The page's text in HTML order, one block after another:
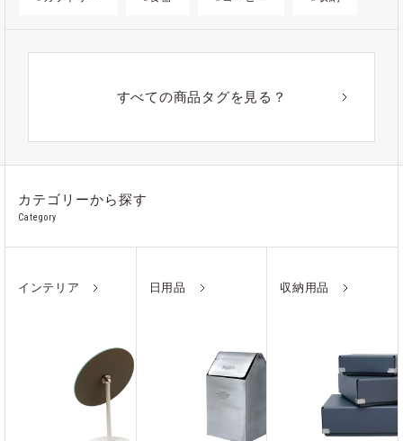
#アルミ
すべての商品タグを見る？
カテゴリーから探す
Category
インテリア 日用品 収納用品